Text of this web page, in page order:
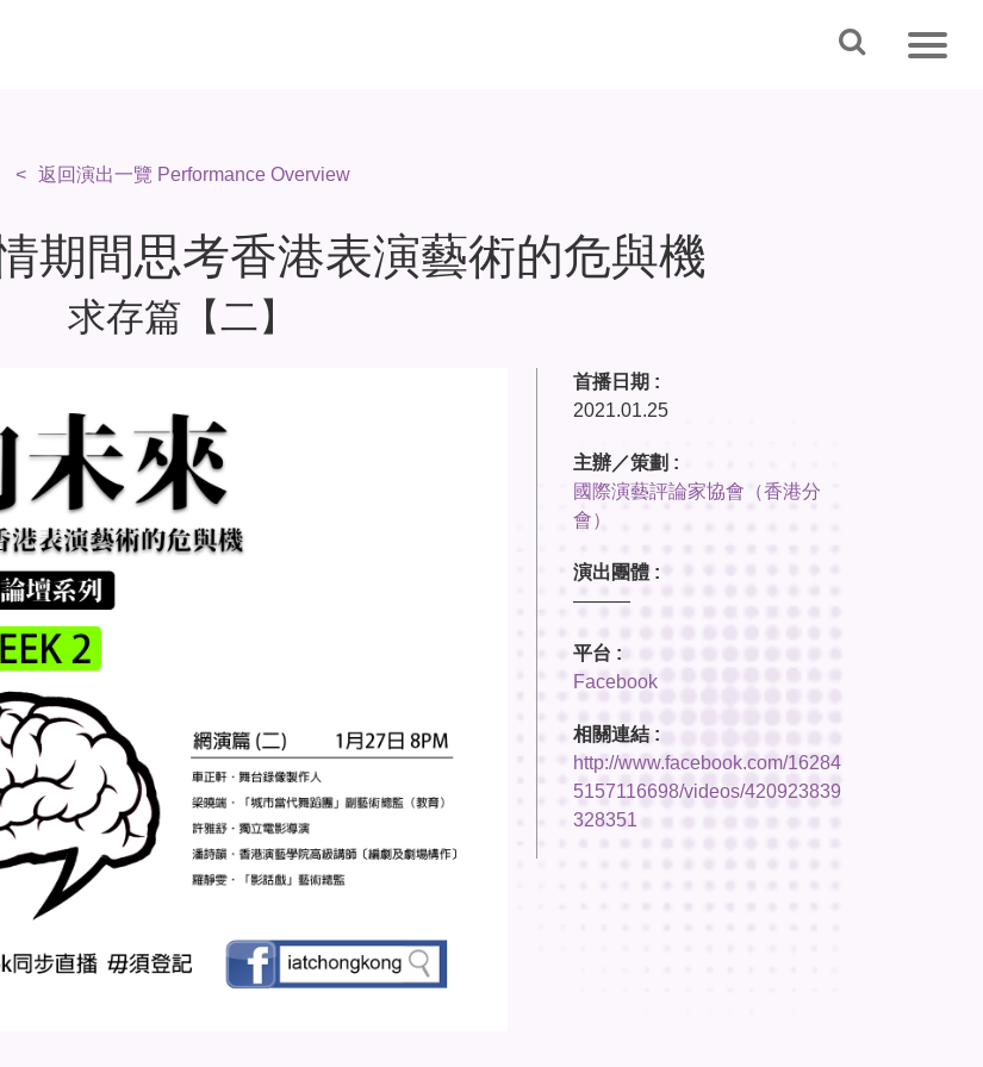
返回演出一覽 Performance Overview
期間思考香港表演藝術的危與機
求存篇【二】
首播日期 :
2021.01.25
主辦／策劃 :
國際演藝評論家協會（香港分
會）
演出團體 :
———
平台 :
Facebook
相關連結 :
http://www.facebook.com/16284
5157116698/videos/420923839
328351